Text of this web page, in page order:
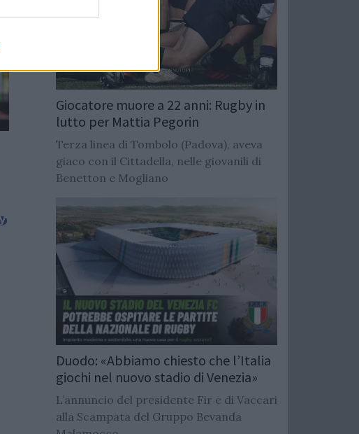
Giocatore muore a 22 anni: Rugby in
lutto per Mattia Pegorin
Terza linea di Tombolo (Padova), aveva
giaco con il Cittadella, nelle giovanili di
Benetton e Mogliano
Duodo: «Abbiamo chiesto che l’Italia
giochi nel nuovo stadio di Venezia»
L’annuncio del presidente Fir e di Vaccari
alla Scampata del Gruppo Bevanda